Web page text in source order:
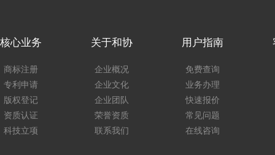
核心业务
商标注册
专利申请
版权登记
资质认证
科技立项
关于和协
企业概况
企业文化
企业团队
荣誉资质
联系我们
用户指南
免费查询
业务办理
快速报价
常见问题
在线咨询